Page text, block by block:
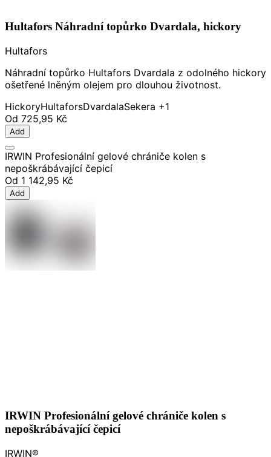
Hultafors Náhradní topůrko Dvardala, hickory
Hultafors
Náhradní topůrko Hultafors Dvardala z odolného hickory
ošetřené lněným olejem pro dlouhou životnost.
HickoryHultaforsDvardalaSekera +1
Od 725,95 Kč
Add
IRWIN Profesionální gelové chrániče kolen s
nepoškrábávající čepicí
Od 1 142,95 Kč
Add
IRWIN Profesionální gelové chrániče kolen s
nepoškrábávající čepicí
IRWIN®